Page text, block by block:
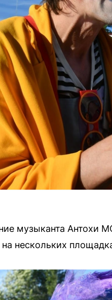
музыканта Антохи
нескольких